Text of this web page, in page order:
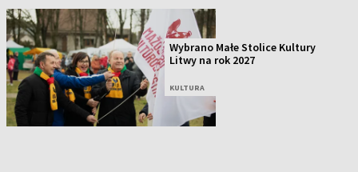
Wybrano Małe Stolice Kultury
Litwy na rok 2027
KULTURA